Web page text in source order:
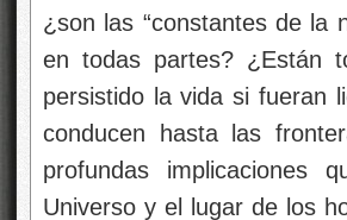
¿son las “constantes de la
en todas partes? ¿Están
persistido la vida si fueran
conducen hasta las
profundas implicaciones
Universo y el lugar de los